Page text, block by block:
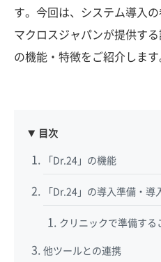
す。今回は、システム導入
マクロスジャパンが提供す
の機能・特徴をご紹介します
目次
「Dr.24」の機能
「Dr.24」の導入準備・導
クリニックで準備する
他ツールとの連携